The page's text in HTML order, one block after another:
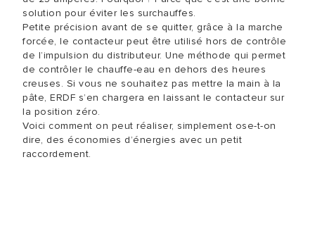
solution pour éviter les surchauffes.
Petite précision avant de se quitter, grâce à la marche
forcée, le contacteur peut être utilisé hors de contrôle
de l’impulsion du distributeur. Une méthode qui permet
de contrôler le chauffe-eau en dehors des heures
creuses. Si vous ne souhaitez pas mettre la main à la
pâte, ERDF s’en chargera en laissant le contacteur sur
la position zéro.
Voici comment on peut réaliser, simplement ose-t-on
dire, des économies d’énergies avec un petit
raccordement.